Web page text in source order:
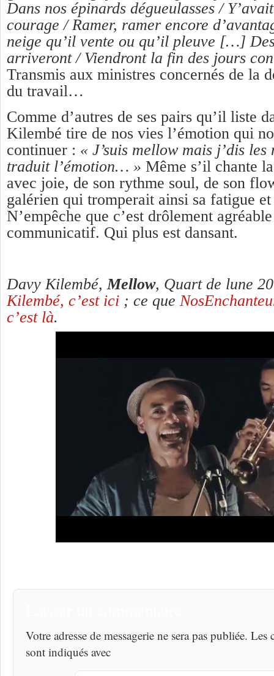
Dans nos épinards dégueulasses /
courage / Ramer, ramer encore
neige qu’il vente ou qu’il pleuve […]
arriveront / Viendront la fin des jours
Transmis aux ministres concernés de la
du travail…
Comme d’autres de ses pairs qu’il liste
Kilembé tire de nos vies l’émotion qui
continuer : « J’suis mellow mais j’dis
traduit l’émotion… » Même s’il chante
avec joie, de son rythme soul, de son
galérien qui tromperait ainsi sa fatigue
N’empêche que c’est drôlement
communicatif. Qui plus est dansant.
Davy Kilembé, Mellow, Quart de lune
Kilembé, c’est ici ; ce que
c’est là.
Votre adresse de messagerie ne sera pas publiée.
sont indiqués avec